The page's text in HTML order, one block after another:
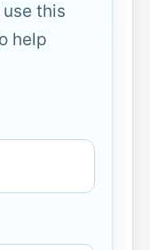
this
help